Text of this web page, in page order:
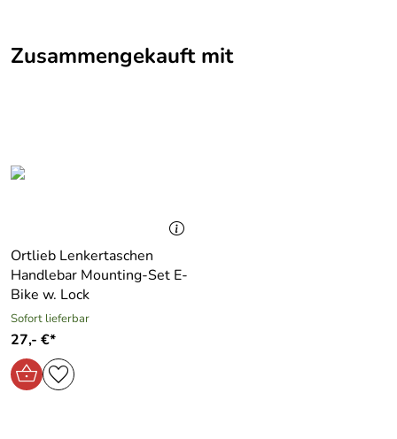
Zusammengekauft mit
Ortlieb Lenkertaschen
Handlebar Mounting-Set E-
Bike w. Lock
Sofort lieferbar
27,- €*